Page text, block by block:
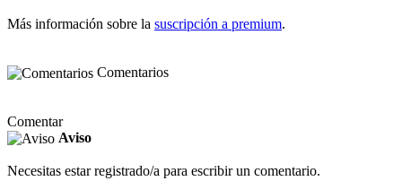
Más información sobre la suscripción a premium.
Comentarios
Comentar
Aviso
Necesitas estar registrado/a para escribir un comentario.